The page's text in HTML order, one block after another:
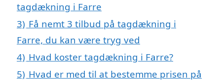
tagdækning i Farre
3) Få nemt 3 tilbud på tagdækning i
Farre, du kan være tryg ved
4) Hvad koster tagdækning i Farre?
5) Hvad er med til at bestemme prisen på